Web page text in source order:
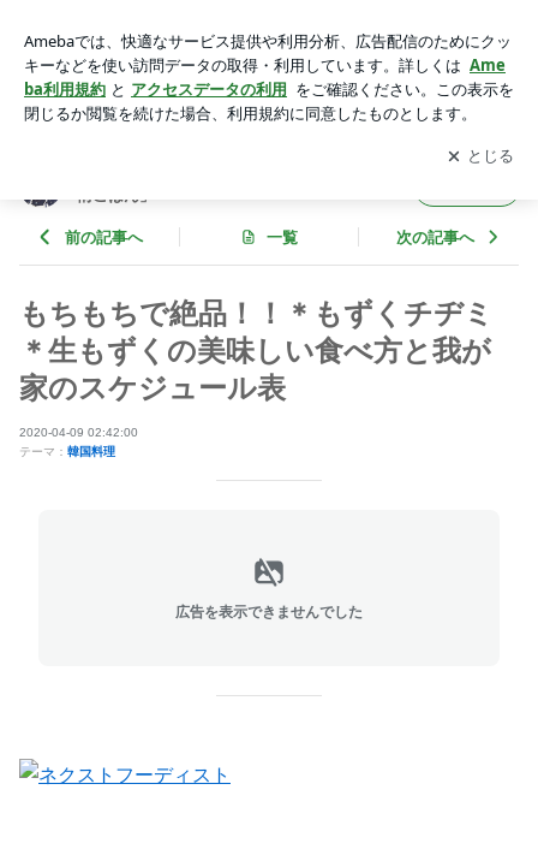
方と我が家のスケジュール表 | 松山絵美オフィシャルブログ
「４児ママの愛情ごはん」 Powered by Ameba
アプリをダウンロードして ブログの更新通知
を受け取りまし
ょう。
開く
情ごはん」
前の記事へ 一覧 次の記事へ
もちもちで絶品！！＊もずくチヂミ
＊生もずくの美味しい食べ方と我が
家のスケジュール表
2020-04-09 02:42:00
テーマ： 韓国料理
広告を表示できませんでした